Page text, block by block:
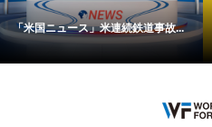
「米国ニュース」米連続鉄道事故...